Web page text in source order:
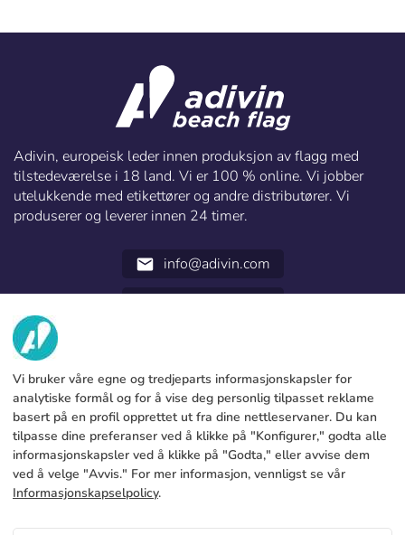
Adivin, europeisk leder innen produksjon av flagg med
tilstedeværelse i 18 land. Vi er 100 % online. Vi jobber
utelukkende med etikettører og andre distributører. Vi
produserer og leverer innen 24 timer.
email info@adivin.com
OM OSS
Fabrikk
Kontakt oss
Blog
TJENESTER
Betalingsmetoder
Produksjon og levering
FAQs
JURIDISK INFORMASJON
Juridisk merknad
Generelle vilkår og betingelser
Retningslinjer for informasjonskapsler
Personvernregler
Vi bruker våre egne og tredjeparts informasjonskapsler for
analytiske formål og for å vise deg personlig tilpasset reklame
basert på en profil opprettet ut fra dine nettleservaner. Du kan
tilpasse dine preferanser ved å klikke på "Konfigurer," godta alle
informasjonskapsler ved å klikke på "Godta," eller avvise dem
ved å velge "Avvis." For mer informasjon, vennligst se vår
Informasjonskapselpolicy.